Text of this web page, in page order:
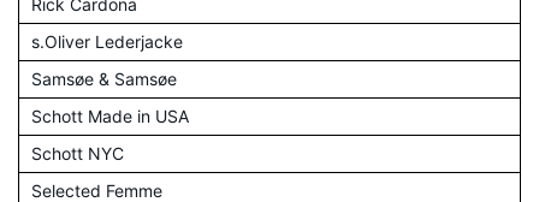
s.Oliver Lederjacke
Samsøe & Samsøe
Schott Made in USA
Schott NYC
Selected Femme